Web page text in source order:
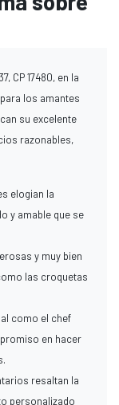
CP 17480, en la
los amantes
su excelente
razonables,
elogian la
y amable que se
y muy bien
las croquetas
como el chef
en hacer
resaltan la
personalizado